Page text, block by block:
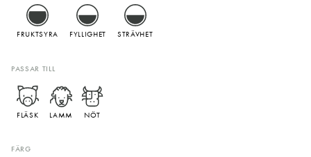
FRUKTSYRA FYLLIGHET STRÄVHET
PASSAR TILL
FLÄSK LAMM NÖT
FÄRG